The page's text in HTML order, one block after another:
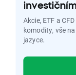
Akcie, ETF a
komodity, vše
jazyce.